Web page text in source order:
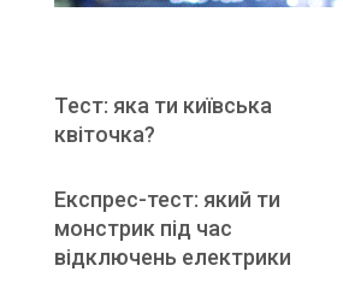
Тест: яка ти київська
квіточка?
Експрес-тест: який ти
монстрик під час
відключень електрики